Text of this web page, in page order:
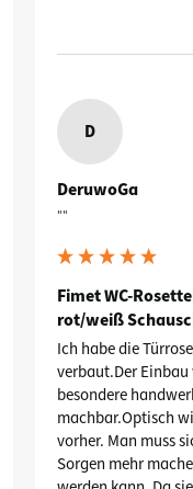
D
DeruwoGa
""
Fimet WC-
rot/weiß
Ich habe die
verbaut.Der
besondere
machbar.Optisch
vorher. Man muss
Sorgen mehr